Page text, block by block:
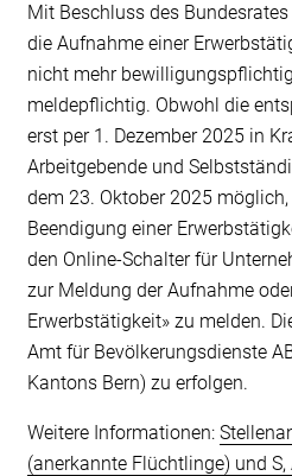
Mit Beschluss des
die Aufnahme einer
nicht mehr
meldepflichtig. Obwohl die
erst per 1. Dezember 2025 in
Arbeitgebende und
dem 23. Oktober 2025
Beendigung einer
den Online-Schalter für
zur Meldung der Aufnahme
Erwerbstätigkeit» zu melden.
Amt für Bevölkerungsdienste
Kantons Bern) zu erfolgen.
Weitere Informationen:
(anerkannte Flüchtlinge) und